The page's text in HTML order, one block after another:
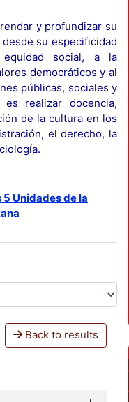
y profundizar su
su especificidad
social, a la
democráticos y al
públicas, sociales y
realizar docencia,
de la cultura en los
el derecho, la
Unidades de la
Back to results